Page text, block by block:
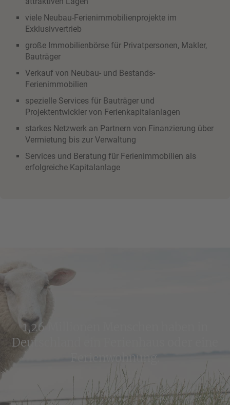
viele Neubau-Ferienimmobilienprojekte im
Exklusivvertrieb
große Immobilienbörse für Privatpersonen, Makler,
Bauträger
Verkauf von Neubau- und Bestands-
Ferienimmobilien
spezielle Services für Bauträger und
Projektentwickler von Ferienkapitalanlagen
starkes Netzwerk an Partnern von Finanzierung über
Vermietung bis zur Verwaltung
Services und Beratung für Ferienimmobilien als
erfolgreiche Kapitalanlage
1,26 Millionen Menschen haben in
Deutschland ein Ferienhaus oder eine
Ferienwohnung.